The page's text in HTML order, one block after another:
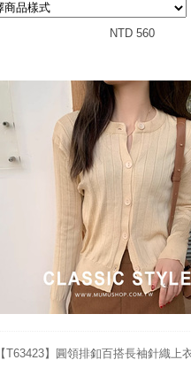
NTD 560
【T63423】圓領排釦百搭長袖針織上